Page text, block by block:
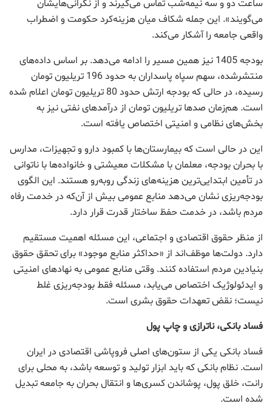
ساعت دو و سه نیمه‌شب تماس می‌گیرند و از نگرانی‌هایشان
می‌گویند». این جمله شکاف میان هزینه‌کرد حکومت و اضطراب
واقعی جامعه را آشکار می‌کند.
بودجه 1405 نیز همین مسیر را ادامه می‌دهد. بر اساس داده‌های
منتشرشده، سهم سپاه پاسداران به حدود 196 تریلیون تومان
رسیده، در حالی که بودجه ارتش حدود 80 تریلیون تومان اعلام شده
است. هم‌زمان صدها تریلیون تومان از درآمدهای نفتی نیز به
بخش‌های نظامی و امنیتی اختصاص یافته است.
این در حالی است که بیمارستان‌ها با کمبود دارو و تجهیزات، مدارس
با بحران بودجه، معلمان با مشکلات معیشتی و خانواده‌ها با ناتوانی
در تأمین ابتدایی‌ترین هزینه‌های زندگی روبه‌رو هستند. این الگوی
بودجه‌ریزی نشان می‌دهد منابع عمومی بیش از آن‌که در خدمت رفاه
مردم باشد، در خدمت حفظ ساختار قدرت قرار دارد.
از منظر حقوق اقتصادی و اجتماعی، این مسئله اهمیت مستقیم
دارد. دولت‌ها موظف‌اند از «حداکثر منابع موجود» برای تحقق حقوق
بنیادین مردم استفاده کنند. وقتی منابع عمومی به نهادهای امنیتی
و ایدئولوژیک اختصاص می‌یابد، مسئله فقط بودجه‌ریزی غلط
نیست؛ نقض تعهدات حقوق بشری است.
فساد بانکی، ناترازی و چاپ پول
فساد بانکی یکی از ستون‌های اصلی فروپاشی اقتصادی در ایران
است. نظام بانکی که باید ابزار تولید و توسعه باشد، به محلی برای
رانت، خلق پول، پوشاندن کسری‌ها و انتقال بحران به جامعه تبدیل
شده است.